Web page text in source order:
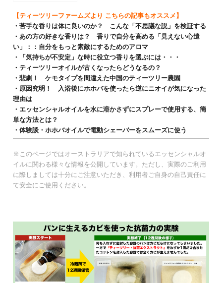
【ティーツリーファームズより こちらの記事もオススメ】
・苦手な香りは体に良いのか？ こんな「不思議な説」を検証する
・あの方の好きな香りは？ 香りで自分を高める「見えない心遣
い」：：自分をもっと素敵にするためのアロマ
・「気持ちが不安定」な時に役立つ香りを選ぶには・・・
・ティーツリーオイルが古くなったらどうなるの？
・悲劇！ ケモタイプを間違えた中国のティーツリー農園
・原因究明！ 入浴後にホホバを使ったら逆にニオイが気になった
理由は
・エッセンシャルオイルを水に溶かさずにスプレーで使用する、簡
単な方法とは？
・体験談・ホホバオイルで電動シェーバーをスムーズに使う
※このページではオーストラリアで知られているエッセンシャルオ
イルに関わる様々な情報を公開しています。ただし、実際のご利用
に際しましては十分にご注意いただき、利用者ご自身の自己責任に
て安全にご使用ください。